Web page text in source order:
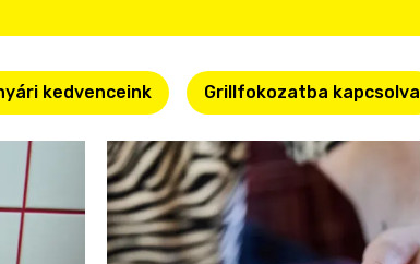
kedvenceink Grillfokozatba kapcsolva